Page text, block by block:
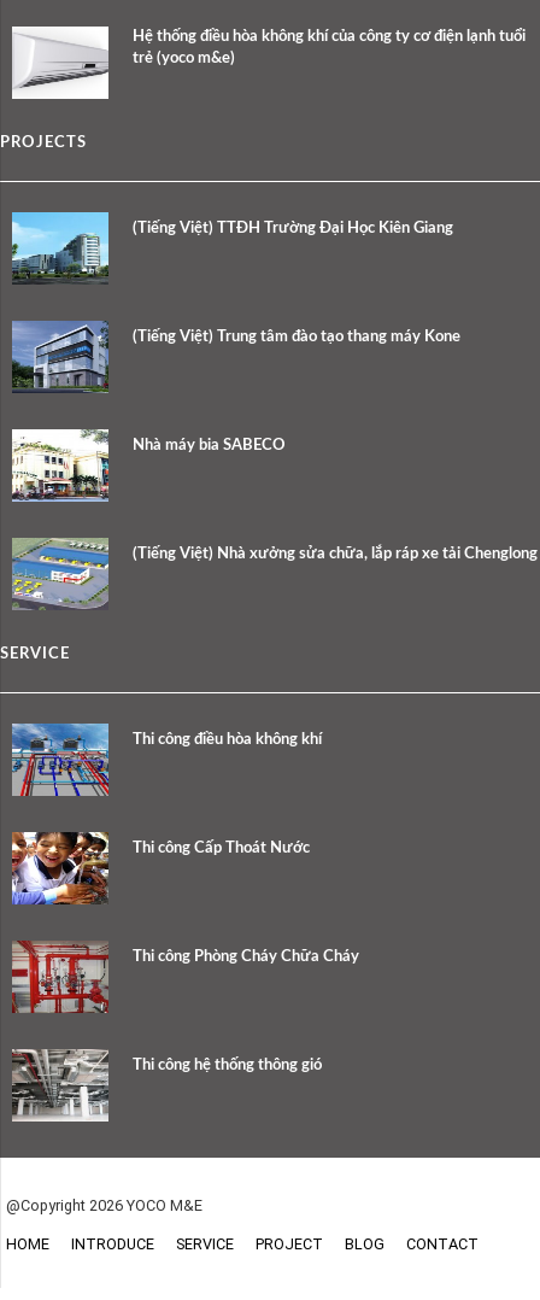
Hệ thống điều hòa không khí của công ty cơ điện lạnh tuổi
trẻ (yoco m&e)
PROJECTS
(Tiếng Việt) TTĐH Trường Đại Học Kiên Giang
(Tiếng Việt) Trung tâm đào tạo thang máy Kone
Nhà máy bia SABECO
(Tiếng Việt) Nhà xưởng sửa chữa, lắp ráp xe tải Chenglong
SERVICE
Thi công điều hòa không khí
Thi công Cấp Thoát Nước
Thi công Phòng Cháy Chữa Cháy
Thi công hệ thống thông gió
@Copyright 2026 YOCO M&E
HOME INTRODUCE SERVICE PROJECT BLOG CONTACT